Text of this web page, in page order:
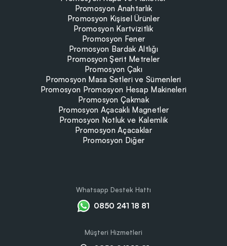
Promosyon Kişisel Ürünler
Promosyon Kartvizitlik
Promosyon Fener
Promosyon Bardak Altlığı
Promosyon Şerit Metreler
Promosyon Çakı
Promosyon Masa Setleri ve Sümenleri
Promosyon Promosyon Hesap Makineleri
Promosyon Çakmak
Promosyon Açacaklı Magnetler
Promosyon Notluk ve Kalemlik
Promosyon Açacaklar
Promosyon Diğer
0850 241 18 81
0850 241 18 81